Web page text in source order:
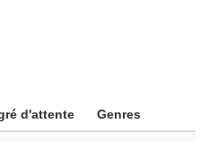
d'attente Genres